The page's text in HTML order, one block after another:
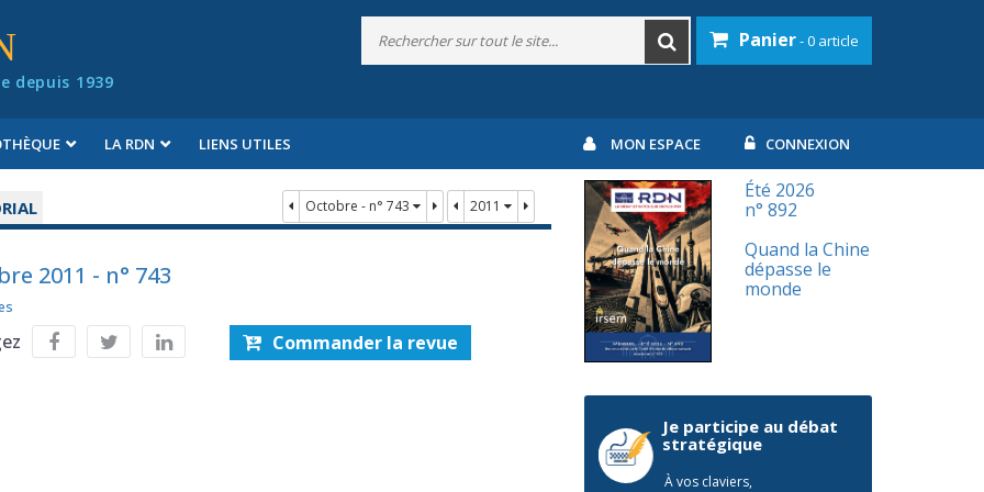
depuis 1939
Panier- 0 article
LA RDN LIENS UTILES MON ESPACE CONNEXION
Octobre - n° 743 2011
2011 - n° 743
Commander la revue
Été 2026
n° 892
Quand la Chine
dépasse le
monde
Je participe au débat
stratégique
À vos claviers,